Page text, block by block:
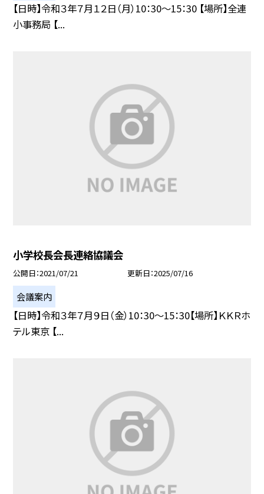
【日時】令和３年７月１２日（月）10：30〜15：30 【場所】全連
小事務局 【...
小学校長会長連絡協議会
公開日 2021/07/21 更新日 2025/07/16
会議案内
【日時】令和３年７月９日（金）10：30〜15：30【場所】ＫＫＲホ
テル東京 【...